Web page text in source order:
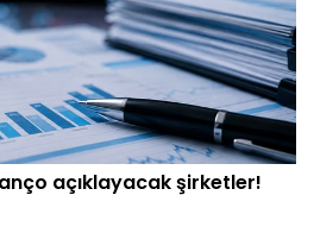
açıklayacak şirketler!